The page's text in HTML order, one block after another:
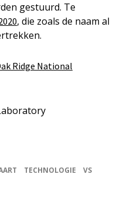
gestuurd. Te
, die zoals de naam al
Ridge National
TECHNOLOGIE VS